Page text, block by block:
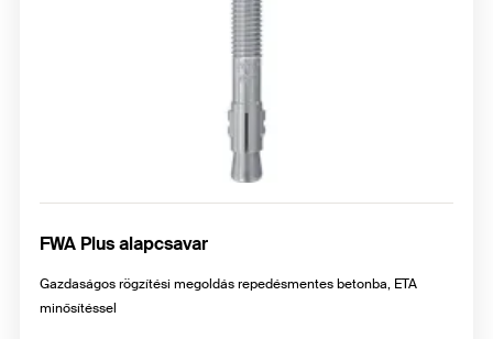
FWA Plus alapcsavar
Gazdaságos rögzítési megoldás repedésmentes betonba, ETA
minősítéssel